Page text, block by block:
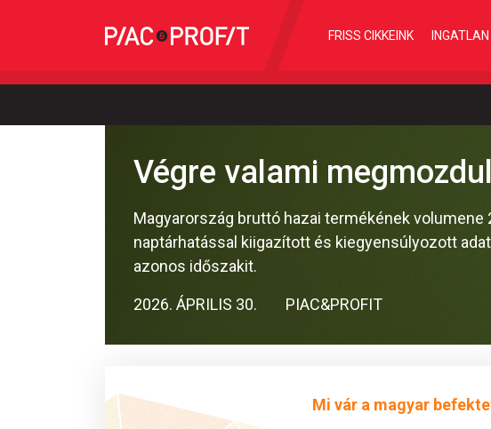
FRISS CIKKEINK INGATLAN
Végre valami
Magyarország bruttó hazai termékének
naptárhatással kiigazított és kiegyensúlyozott
azonos időszakit.
2026. ÁPRILIS 30. PIAC&PROFIT
Mi vár a magyar